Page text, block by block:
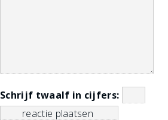
Schrijf twaalf in cijfers: